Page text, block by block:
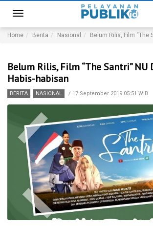
Toggle
navigation
Home Berita Nasional Belum Rilis, Film “The
Belum Rilis, Film “The Santri” NU
Habis-habisan
BERITA , NASIONAL / 17 September 2019 05:51 WIB